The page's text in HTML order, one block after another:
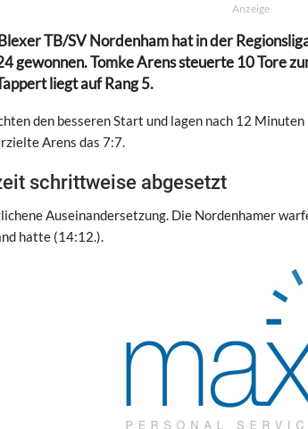
Anzeige
TB/SV Nordenham hat in der
gewonnen. Tomke Arens steuerte 10 Tore
liegt auf Rang 5.
den besseren Start und lagen nach 12
Arens das 7:7.
schrittweise abgesetzt
Auseinandersetzung. Die Nordenhamer
hatte (14:12.).